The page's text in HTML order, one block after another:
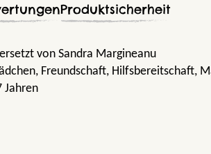
Produktsicherheit
von Sandra Margineanu
, Freundschaft, Hilfsbereitschaft,
Jahren